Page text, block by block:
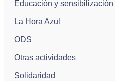
Educación y sensibilización
La Hora Azul
ODS
Otras actividades
Solidaridad